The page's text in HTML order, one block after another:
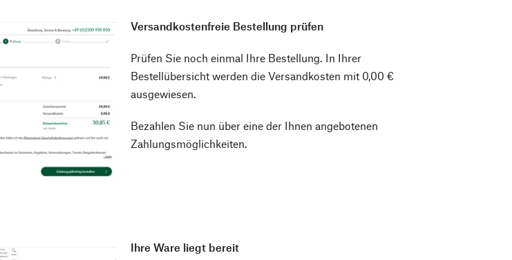
Versandkostenfreie Bestellung prüfen
Prüfen Sie noch einmal Ihre Bestellung. In Ihrer
Bestellübersicht werden die Versandkosten mit 0,00 €
ausgewiesen.
Bezahlen Sie nun über eine der Ihnen angebotenen
Zahlungsmöglichkeiten.
Ihre Ware liegt bereit